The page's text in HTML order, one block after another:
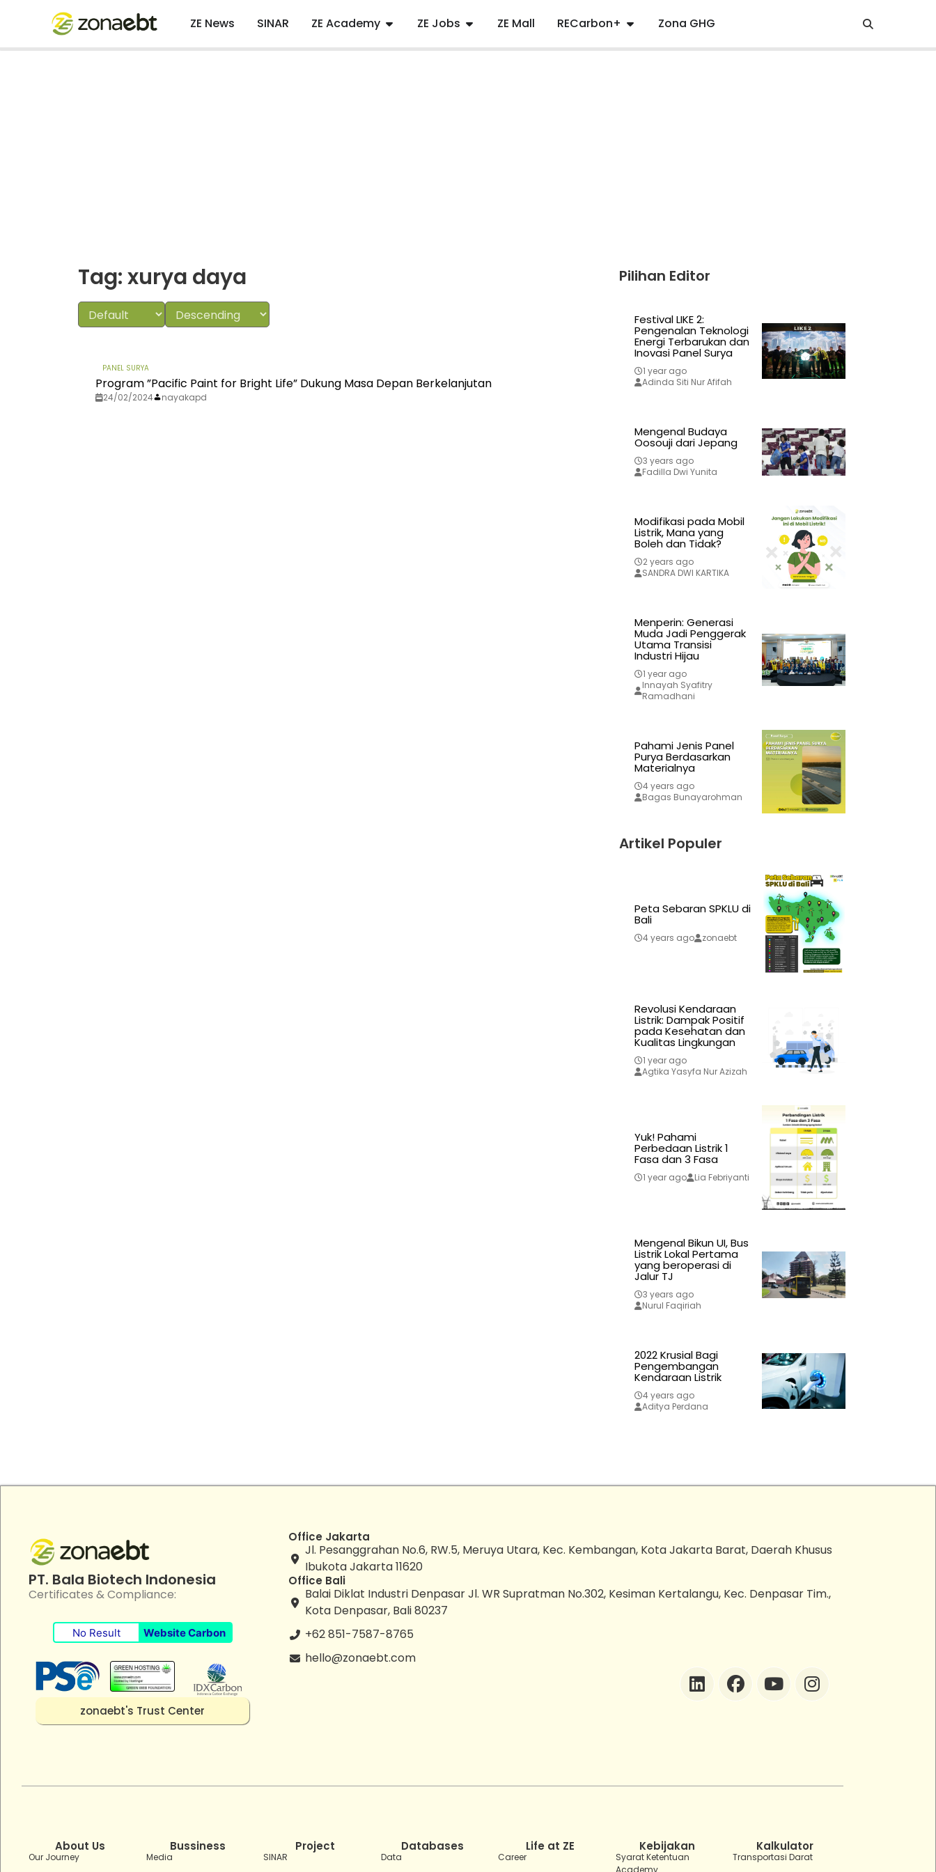
ZE News SINAR ZE Academy ZE Jobs ZE Mall RECarbon+ Zona GHG
Tag: xurya daya
PANEL SURYA
Program ”Pacific Paint for Bright Life” Dukung Masa Depan Berkelanjutan
24/02/2024 nayakapd
Pilihan Editor
Festival LIKE 2:
Pengenalan Teknologi
Energi Terbarukan dan
Inovasi Panel Surya
1 year ago
Adinda Siti Nur Afifah
Mengenal Budaya
Oosouji dari Jepang
3 years ago
Fadilla Dwi Yunita
Modifikasi pada Mobil
Listrik, Mana yang
Boleh dan Tidak?
2 years ago
SANDRA DWI KARTIKA
Menperin: Generasi
Muda Jadi Penggerak
Utama Transisi
Industri Hijau
1 year ago
Innayah Syafitry
Ramadhani
Pahami Jenis Panel
Purya Berdasarkan
Materialnya
4 years ago
Bagas Bunayarohman
Artikel Populer
Peta Sebaran SPKLU di
Bali
4 years ago zonaebt
Revolusi Kendaraan
Listrik: Dampak Positif
pada Kesehatan dan
Kualitas Lingkungan
1 year ago
Agtika Yasyfa Nur Azizah
Yuk! Pahami
Perbedaan Listrik 1
Fasa dan 3 Fasa
1 year ago Lia Febriyanti
Mengenal Bikun UI, Bus
Listrik Lokal Pertama
yang beroperasi di
Jalur TJ
3 years ago
Nurul Faqiriah
2022 Krusial Bagi
Pengembangan
Kendaraan Listrik
4 years ago
Aditya Perdana
PT. Bala Biotech Indonesia
Certificates & Compliance:
No Result Website Carbon
zonaebt's Trust Center
Office Jakarta
Jl. Pesanggrahan No.6, RW.5, Meruya Utara, Kec. Kembangan, Kota Jakarta Barat, Daerah Khusus
Ibukota Jakarta 11620
Office Bali
Balai Diklat Industri Denpasar Jl. WR Supratman No.302, Kesiman Kertalangu, Kec. Denpasar Tim.,
Kota Denpasar, Bali 80237
+62 851-7587-8765
hello@zonaebt.com
About Us
Our Journey
Bussiness
Media
Project
SINAR
Databases
Data
Life at ZE
Career
Kebijakan
Syarat Ketentuan
Kalkulator
Transportasi Darat